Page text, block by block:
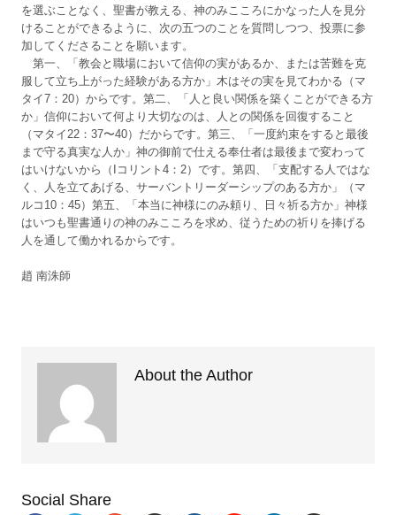
を選ぶことなく、聖書が教える、神のみこころにかなった人を見分
けることができるように、次の五つのことを質問しつつ、投票に参
加してくださることを願います。
第一、「教会と職場において信仰の実があるか、または苦難を克
服して立ち上がった経験がある方か」木はその実を見てわかる（マ
タイ7：20）からです。第二、「人と良い関係を築くことができる方
か」信仰において何より大切なのは、人との関係を回復すること
（マタイ22：37〜40）だからです。第三、「一度約束をすると最後
まで守る真実な人か」神の御前で仕える奉仕者は最後まで変わって
はいけないから（Iコリント4：2）です。第四、「支配する人ではな
く、人を立てあげる、サーバントリーダーシップのある方か」（マ
ルコ10：45）第五、「本当に神様にのみ頼り、日々祈る方か」神様
はいつも聖書通りの神のみこころを求め、従うための祈りを捧げる
人を通して働かれるからです。
趙 南洙師
About the Author
Social Share